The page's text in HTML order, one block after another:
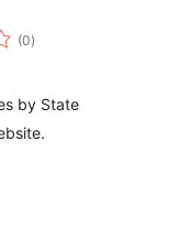
(0कुल
रेटिङ्गहरू
)
by State